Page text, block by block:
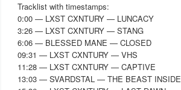
Tracklist with timestamps:
0:00 — LXST CXNTURY — LUNCACY
3:26 — LXST CXNTURY — STANG
6:06 — BLESSED MANE — CLOSED
09:31 — LXST CXNTURY — VHS
11:28 — LXST CXNTURY — CAPTIVE
13:03 — SVARDSTAL — THE BEAST INSIDE